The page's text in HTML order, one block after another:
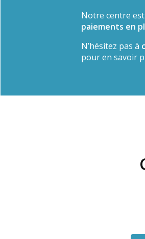
Notre centre
paiements en
N’hésitez pas à
pour en savoir